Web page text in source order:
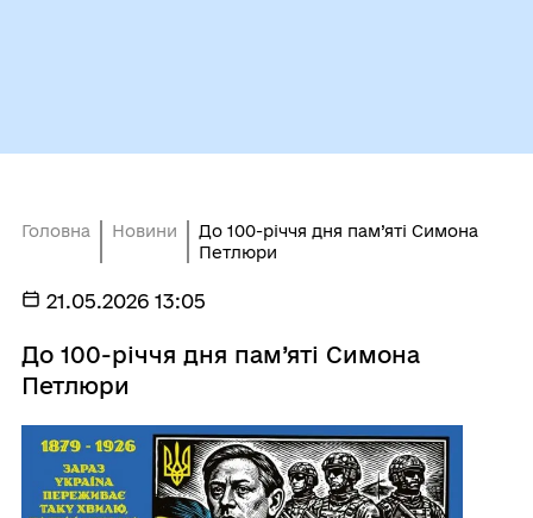
Головна Новини
До 100-річчя дня пам’яті Симона
Петлюри
21.05.2026 13:05
До 100-річчя дня пам’яті Симона
Петлюри